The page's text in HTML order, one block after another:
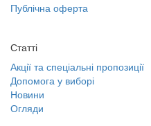
Публічна оферта
Статті
Акції та спеціальні пропозиції
Допомога у виборі
Новини
Огляди